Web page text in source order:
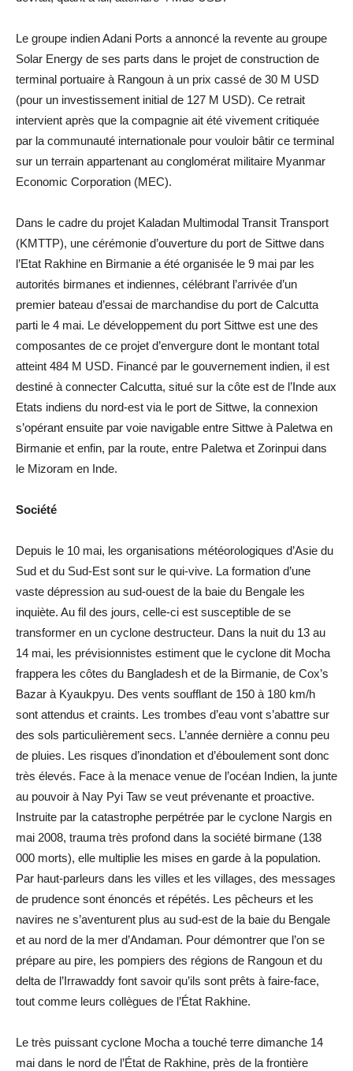
Le groupe indien Adani Ports a annoncé la revente au groupe
Solar Energy de ses parts dans le projet de construction de
terminal portuaire à Rangoun à un prix cassé de 30 M USD
(pour un investissement initial de 127 M USD). Ce retrait
intervient après que la compagnie ait été vivement critiquée
par la communauté internationale pour vouloir bâtir ce terminal
sur un terrain appartenant au conglomérat militaire Myanmar
Economic Corporation (MEC).
Dans le cadre du projet Kaladan Multimodal Transit Transport
(KMTTP), une cérémonie d’ouverture du port de Sittwe dans
l’Etat Rakhine en Birmanie a été organisée le 9 mai par les
autorités birmanes et indiennes, célébrant l’arrivée d’un
premier bateau d’essai de marchandise du port de Calcutta
parti le 4 mai. Le développement du port Sittwe est une des
composantes de ce projet d’envergure dont le montant total
atteint 484 M USD. Financé par le gouvernement indien, il est
destiné à connecter Calcutta, situé sur la côte est de l’Inde aux
Etats indiens du nord-est via le port de Sittwe, la connexion
s’opérant ensuite par voie navigable entre Sittwe à Paletwa en
Birmanie et enfin, par la route, entre Paletwa et Zorinpui dans
le Mizoram en Inde.
Société
Depuis le 10 mai, les organisations météorologiques d’Asie du
Sud et du Sud-Est sont sur le qui-vive. La formation d’une
vaste dépression au sud-ouest de la baie du Bengale les
inquiète. Au fil des jours, celle-ci est susceptible de se
transformer en un cyclone destructeur. Dans la nuit du 13 au
14 mai, les prévisionnistes estiment que le cyclone dit Mocha
frappera les côtes du Bangladesh et de la Birmanie, de Cox’s
Bazar à Kyaukpyu. Des vents soufflant de 150 à 180 km/h
sont attendus et craints. Les trombes d’eau vont s’abattre sur
des sols particulièrement secs. L’année dernière a connu peu
de pluies. Les risques d’inondation et d’éboulement sont donc
très élevés. Face à la menace venue de l’océan Indien, la junte
au pouvoir à Nay Pyi Taw se veut prévenante et proactive.
Instruite par la catastrophe perpétrée par le cyclone Nargis en
mai 2008, trauma très profond dans la société birmane (138
000 morts), elle multiplie les mises en garde à la population.
Par haut-parleurs dans les villes et les villages, des messages
de prudence sont énoncés et répétés. Les pêcheurs et les
navires ne s’aventurent plus au sud-est de la baie du Bengale
et au nord de la mer d’Andaman. Pour démontrer que l’on se
prépare au pire, les pompiers des régions de Rangoun et du
delta de l’Irrawaddy font savoir qu’ils sont prêts à faire-face,
tout comme leurs collègues de l’État Rakhine.
Le très puissant cyclone Mocha a touché terre dimanche 14
mai dans le nord de l’État de Rakhine, près de la frontière